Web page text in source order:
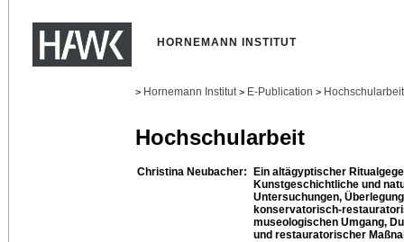
HORNEMANN INSTITUT
> Hornemann Institut > E-Publication >
Hochschularbeit
Christina Neubacher: Ein altägyptischer
Kunstgeschichtliche und
Untersuchungen,
museologischen Umgang,
und restauratorischer